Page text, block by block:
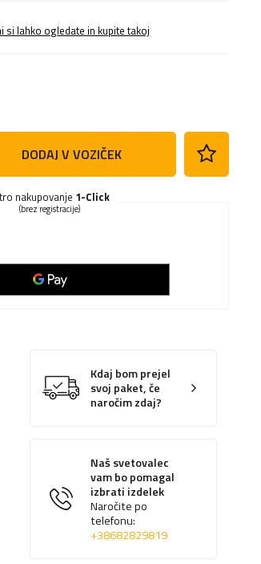
si lahko ogledate in kupite takoj
DODAJ V VOZIČEK
nakupovanje 1-Click
(brez registracije)
Kdaj bom prejel
svoj paket, če
naročim zdaj?
Naš svetovalec
vam bo pomagal
izbrati izdelek
Naročite po
telefonu:
+38682829819